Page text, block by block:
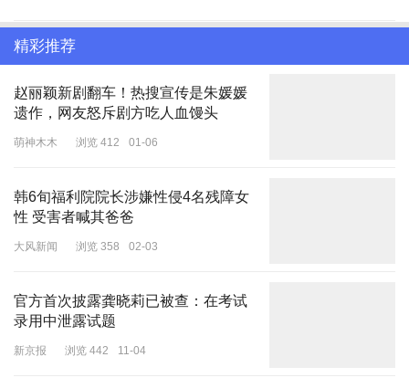
精彩推荐
赵丽颖新剧翻车！热搜宣传是朱媛媛
遗作，网友怒斥剧方吃人血馒头
萌神木木 浏览 412 01-06
韩6旬福利院院长涉嫌性侵4名残障女
性 受害者喊其爸爸
大风新闻 浏览 358 02-03
官方首次披露龚晓莉已被查：在考试
录用中泄露试题
新京报 浏览 442 11-04